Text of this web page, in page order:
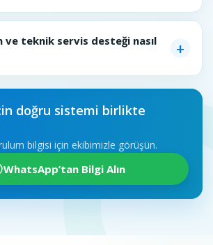
ve teknik servis desteği nasıl
doğru sistemi birlikte
bilgisi için ekibimizle görüşün.
WhatsApp’tan Bilgi Alın